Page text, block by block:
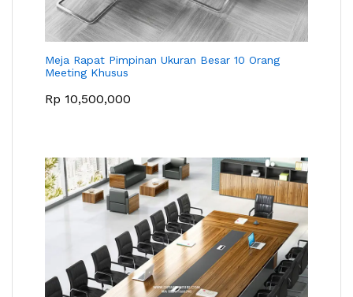
Meja Rapat Pimpinan Ukuran Besar 10 Orang
Meeting Khusus
Rp 10,500,000